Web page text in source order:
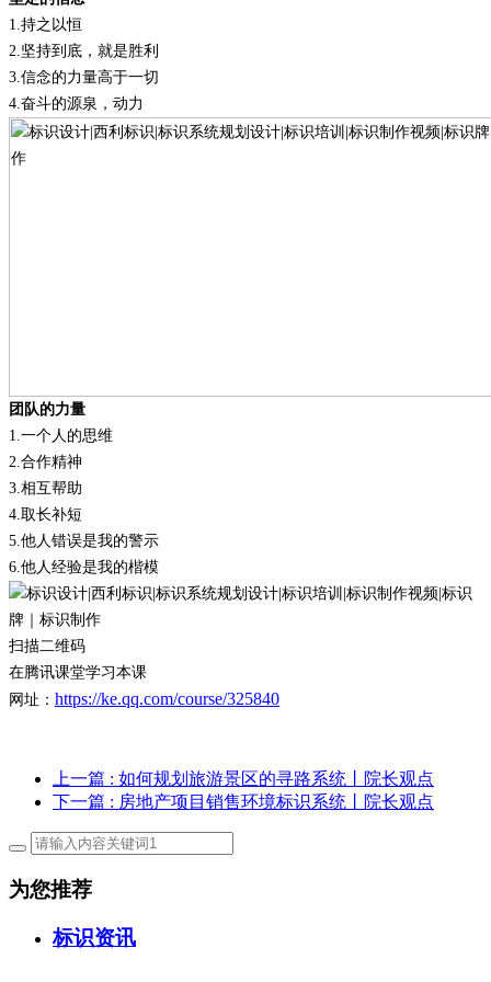
1. 持之以恒
2. 坚持到底，就是胜利
3. 信念的力量高于一切
4. 奋斗的源泉，动力
团队的力量
1. 一个人的思维
2. 合作精神
3. 相互帮助
4. 取长补短
5. 他人错误是我的警示
6. 他人经验是我的楷模
扫描二维码
在腾讯课堂学习本课
网址： https://ke.qq.com/course/325840
上一篇 : 如何规划旅游景区的寻路系统丨院长观点
下一篇 : 房地产项目销售环境标识系统丨院长观点
为您推荐
标识资讯